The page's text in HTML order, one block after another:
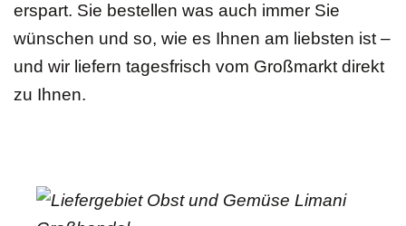
erspart. Sie bestellen was auch immer Sie
wünschen und so, wie es Ihnen am liebsten ist –
und wir liefern tagesfrisch vom Großmarkt direkt
zu Ihnen.